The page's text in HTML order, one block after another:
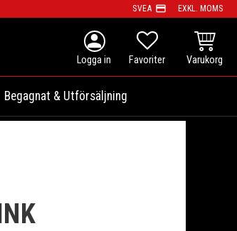
SVEA payment EXKL. MOMS
person
FAVORITER
Begagnat & Utförsäljning